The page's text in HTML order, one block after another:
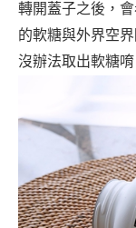
轉開蓋子之後，
的軟糖與外界空
沒辦法取出軟糖唷